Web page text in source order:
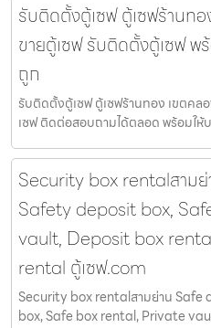
รับติดตั้งตู้เซฟ ตู้เซฟร้านท
ขายตู้เซฟ รับติดตั้งตู้เซฟ พ
ถูก
รับติดตั้งตู้เซฟ ตู้เซฟร้านทอง เขตคล
เซฟ ติดต่อสอบถามได้ตลอด พร้อมให้
Security box rentalสาม
Safety deposit box,
vault, Deposit box
rental ตู้เซฟ.com
Security box rentalสามย่าน
box, Safe box rental, Private